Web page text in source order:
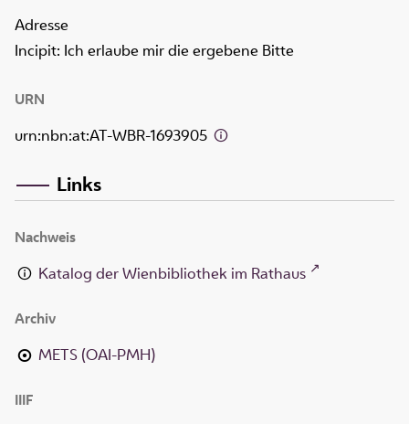
Adresse
Incipit: Ich erlaube mir die ergebene Bitte
URN
urn:nbn:at:AT-WBR-1693905
Links
Nachweis
Katalog der Wienbibliothek im Rathaus
Archiv
METS (OAI-PMH)
IIIF